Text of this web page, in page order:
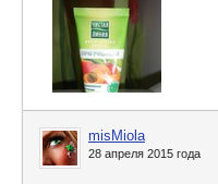
misMiola
28 апреля 2015 года